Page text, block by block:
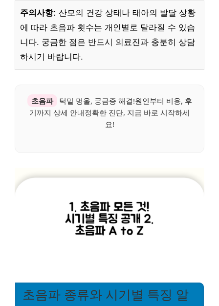
주의사항: 산모의 건강 상태나 태아의 발달 상황
에 따라 초음파 횟수는 개인별로 달라질 수 있습
니다. 궁금한 점은 반드시 의료진과 충분히 상담
하시기 바랍니다.
초음파
턱밑 멍울, 궁금증 해결!원인부터 비용, 후
기까지 상세 안내정확한 진단, 지금 바로 시작하세
요!
초음파 종류와 시기별 특징 알